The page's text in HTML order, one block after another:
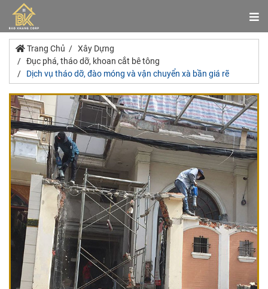
Trang Chủ
Xây Dựng
Đục phá, tháo dỡ, khoan cắt bê tông
Dịch vụ tháo dỡ, đào móng và vận chuyển xà bần giá rẽ